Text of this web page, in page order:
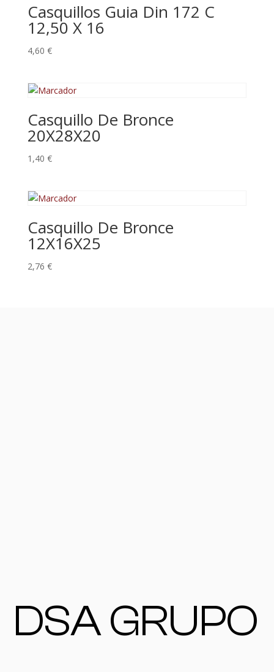
Casquillos Guia Din 172 C
12,50 X 16
4,60 €
Casquillo De Bronce
20X28X20
1,40 €
Casquillo De Bronce
12X16X25
2,76 €
DSA GRUPO